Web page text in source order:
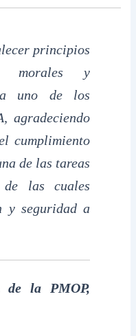
principios
morales y
uno de los
agradeciendo
cumplimiento
de las tareas
las cuales
y seguridad a
de la PMOP,